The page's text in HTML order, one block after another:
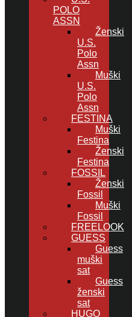
POLO
ASSN
Ženski
U.S.
Polo
Assn
Muški
U.S.
Polo
Assn
FESTINA
Muški
Festina
Ženski
Festina
FOSSIL
Ženski
Fossil
Muški
Fossil
FREELOOK
GUESS
Guess
muški
sat
Guess
ženski
sat
HUGO